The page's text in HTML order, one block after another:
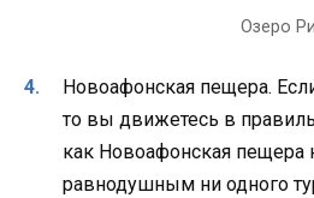
Озеро
Новоафонская пещера.
то вы движетесь в
как Новоафонская пещера
равнодушным ни одного